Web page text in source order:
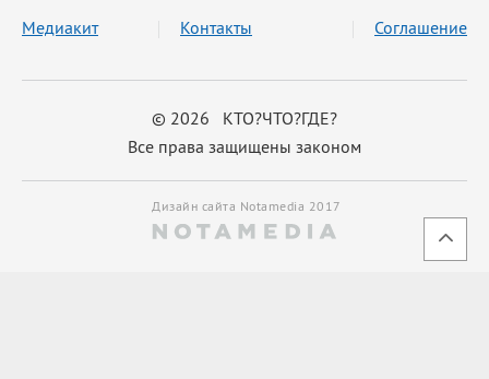
© 2026 КТО?ЧТО?ГДЕ?
Все права защищены законом
Медиакит Контакты Соглашение
Дизайн сайта Notamedia 2017